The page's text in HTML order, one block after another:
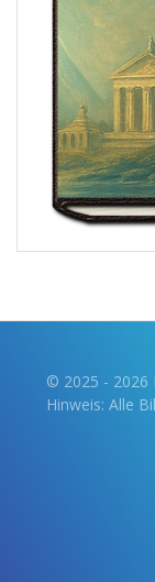
© 2025 - 2026
Hinweis: Alle